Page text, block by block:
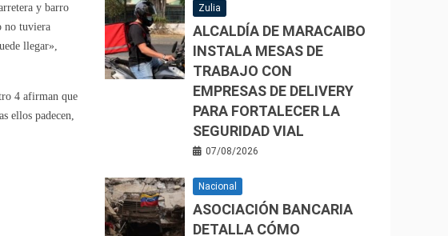
y barro
no tuviera
llegar»,
4 afirman que
ellos padecen,
Zulia
ALCALDÍA DE MARACAIBO
INSTALA MESAS DE
TRABAJO CON
EMPRESAS DE DELIVERY
PARA FORTALECER LA
SEGURIDAD VIAL
07/08/2026
Nacional
ASOCIACIÓN BANCARIA
DETALLA CÓMO